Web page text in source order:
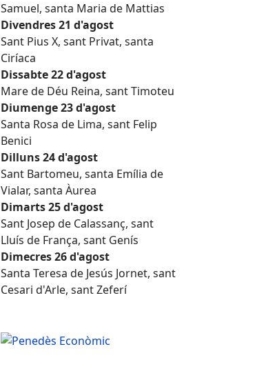
Samuel, santa Maria de Mattias
Divendres 21 d'agost
Sant Pius X, sant Privat, santa
Ciríaca
Dissabte 22 d'agost
Mare de Déu Reina, sant Timoteu
Diumenge 23 d'agost
Santa Rosa de Lima, sant Felip
Benici
Dilluns 24 d'agost
Sant Bartomeu, santa Emília de
Vialar, santa Àurea
Dimarts 25 d'agost
Sant Josep de Calassanç, sant
Lluís de França, sant Genís
Dimecres 26 d'agost
Santa Teresa de Jesús Jornet, sant
Cesari d'Arle, sant Zeferí